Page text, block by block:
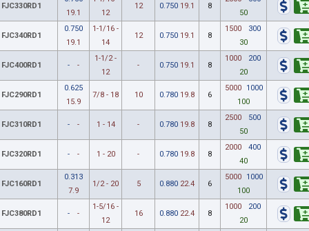
FJC330RD1
19.1
12
12 0.750 19.1 8
50
FJC340RD1
0.750
19.1
1-1/16 -
14
12 0.750 19.1 8
1500
300
30
FJC400RD1 - -
1-1/2 -
12
- 0.750 19.1 8
1000
200
20
FJC290RD1
0.625
15.9
7/8 - 18 10 0.780 19.8 6
5000
1000
100
FJC310RD1 - - 1 - 14 - 0.780 19.8 8
2500
500
50
FJC320RD1 - - 1 - 20 - 0.780 19.8 8
2000
400
40
FJC160RD1
0.313
7.9
1/2 - 20 5 0.880 22.4 6
5000
1000
100
FJC380RD1 - -
1-5/16 -
12
16 0.880 22.4 8
1000
200
20